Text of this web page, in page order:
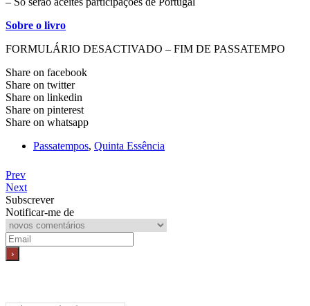
Sobre o livro
FORMULÁRIO DESACTIVADO – FIM DE PASSATEMPO
Share on facebook
Share on twitter
Share on linkedin
Share on pinterest
Share on whatsapp
Passatempos, Quinta Essência
Prev
Next
Subscrever
Notificar-me de